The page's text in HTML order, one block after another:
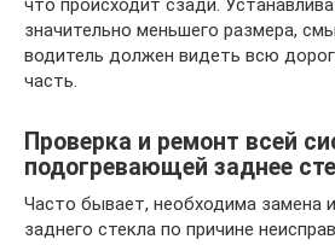
что происходит сзади.
значительно меньшего размера,
водитель должен видеть всю
часть.
Проверка и ремонт всей
подогревающей заднее
Часто бывает, необходима замена
заднего стекла по причине